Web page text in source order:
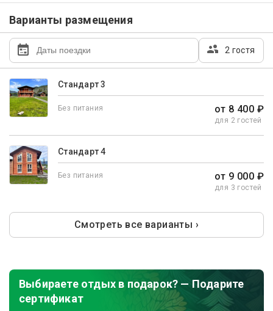
Варианты размещения
2 гостя
Стандарт 3
Без питания от 8 400 ₽
для 2 гостей
Стандарт 4
Без питания от 9 000 ₽
для 3 гостей
Смотреть все варианты ›
Выбираете отдых в подарок? — Подарите
сертификат